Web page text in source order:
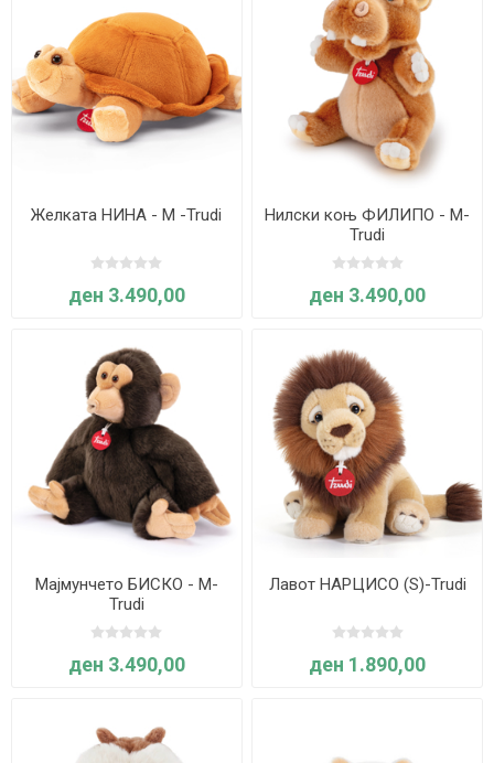
Желката НИНА - М -Trudi
ден 3.490,00
Нилски коњ ФИЛИПО - М-
Trudi
ден 3.490,00
Мајмунчето БИСКО - М-
Trudi
ден 3.490,00
Лавот НАРЦИСО (S)-Trudi
ден 1.890,00